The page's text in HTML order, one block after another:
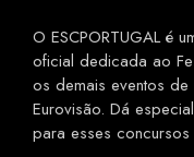
O ESCPORTUGAL é
oficial dedicada ao
os demais eventos
Eurovisão. Dá
para esses concursos